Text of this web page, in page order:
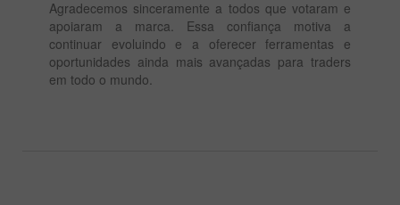
Agradecemos sinceramente a todos que votaram e
apoiaram a marca. Essa confiança motiva a
continuar evoluindo e a oferecer ferramentas e
oportunidades ainda mais avançadas para traders
em todo o mundo.